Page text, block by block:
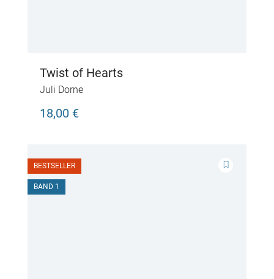
Twist of Hearts
Juli Dorne
18,00 €
BESTSELLER
BAND 1